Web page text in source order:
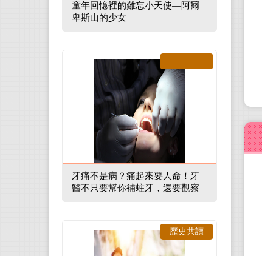
童年回憶裡的難忘小天使—阿爾
卑斯山的少女
牙痛不是病？痛起來要人命！牙
醫不只要幫你補蛀牙，還要觀察
歷史共讀